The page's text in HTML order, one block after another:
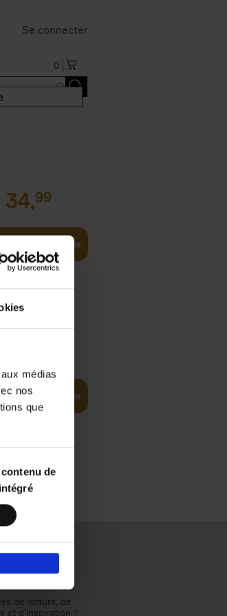
médias
nos
que
de
Se connecter
0
34,99
Ajouter au panier
Ajouter au panier
de lecture, de
et d’inspiration ?